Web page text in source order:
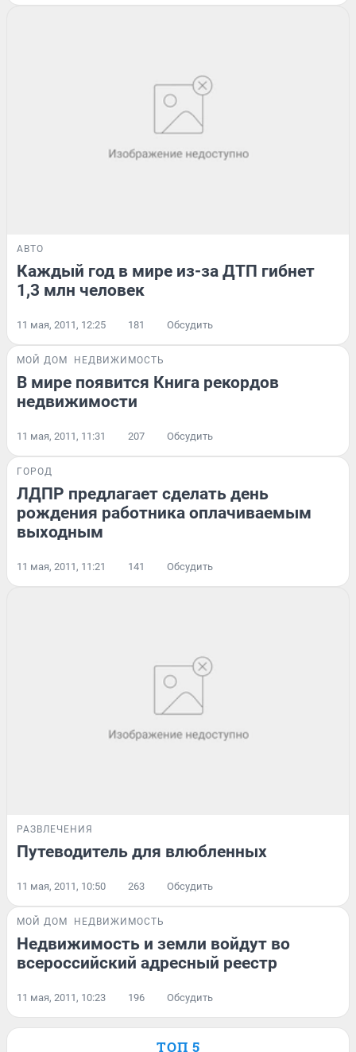
АВТО
Каждый год в мире из-за ДТП гибнет
1,3 млн человек
11 мая, 2011, 12:25 181 Обсудить
МОЙ ДОМ НЕДВИЖИМОСТЬ
В мире появится Книга рекордов
недвижимости
11 мая, 2011, 11:31 207 Обсудить
ГОРОД
ЛДПР предлагает сделать день
рождения работника оплачиваемым
выходным
11 мая, 2011, 11:21 141 Обсудить
РАЗВЛЕЧЕНИЯ
Путеводитель для влюбленных
11 мая, 2011, 10:50 263 Обсудить
МОЙ ДОМ НЕДВИЖИМОСТЬ
Недвижимость и земли войдут во
всероссийский адресный реестр
11 мая, 2011, 10:23 196 Обсудить
ТОП 5